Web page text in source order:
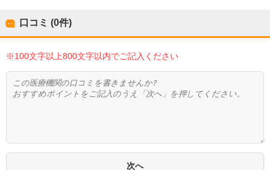
口コミ (0件)
※100文字以上800文字以内でご記入ください